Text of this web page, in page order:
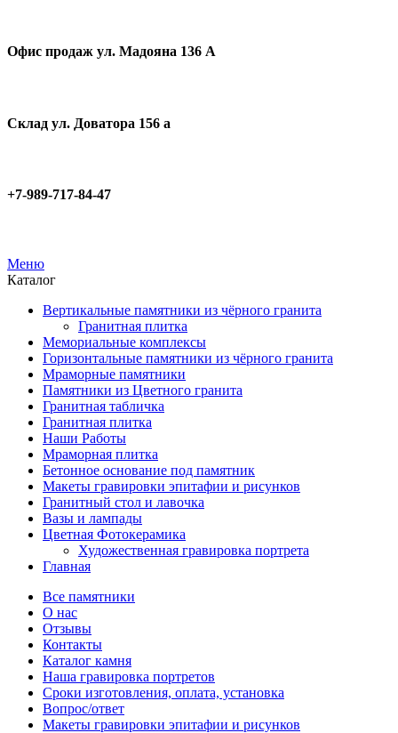
Офис продаж ул. Мадояна 136 А
Склад ул. Доватора 156 а
+7-989-717-84-47
Меню
Каталог
Вертикальные памятники из чёрного гранита
Гранитная плитка
Мемориальные комплексы
Горизонтальные памятники из чёрного гранита
Мраморные памятники
Памятники из Цветного гранита
Гранитная табличка
Гранитная плитка
Наши Работы
Мраморная плитка
Бетонное основание под памятник
Макеты гравировки эпитафии и рисунков
Гранитный стол и лавочка
Вазы и лампады
Цветная Фотокерамика
Художественная гравировка портрета
Главная
Все памятники
О нас
Отзывы
Контакты
Каталог камня
Наша гравировка портретов
Сроки изготовления, оплата, установка
Вопрос/ответ
Макеты гравировки эпитафии и рисунков